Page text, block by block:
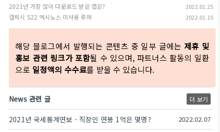
2021년 가장 많이 다운로드 받은 앱은? 2022.01.25
갤럭시 S22 엑시노스 미사용 루머 2022.01.15
해당 블로그에서 발행되는 콘텐츠 중 일부 글에는 제휴 및
홍보 관련 링크가 포함될 수 있으며, 파트너스 활동의 일환
으로 일정액의 수수료를 받을 수 있습니다.
News 관련 글 더 보기
2021년 국세통계연보 - 직장인 연봉 1억은 몇명? 2022.02.07